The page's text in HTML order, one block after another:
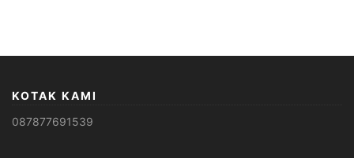
KOTAK KAMI
087877691539